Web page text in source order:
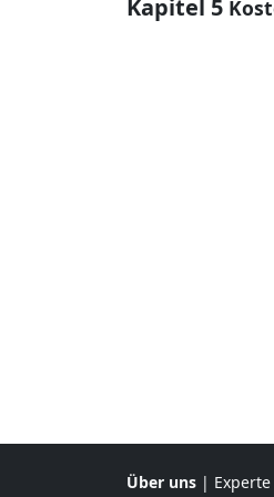
Kapitel 5
Über uns |